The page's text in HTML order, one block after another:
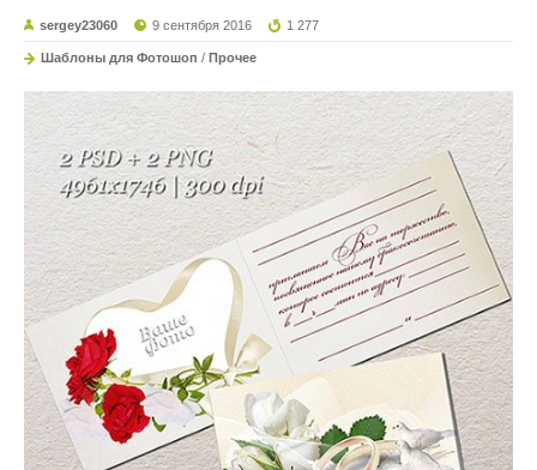
sergey23060 9 сентября 2016 1 277
Шаблоны для Фотошоп / Прочее